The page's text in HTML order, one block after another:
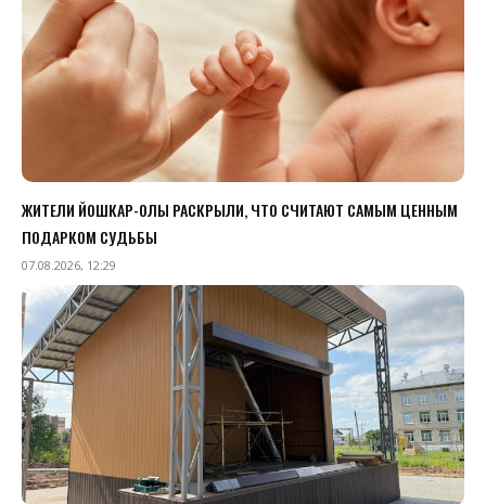
ЖИТЕЛИ ЙОШКАР-ОЛЫ РАСКРЫЛИ, ЧТО СЧИТАЮТ САМЫМ ЦЕННЫМ
ПОДАРКОМ СУДЬБЫ
07.08.2026, 12:29